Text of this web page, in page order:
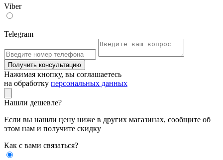
Viber
Telegram
Получить консультацию
Нажимая кнопку, вы соглашаетесь
на обработку персональных данных
Нашли дешевле?
Если вы нашли цену ниже в других магазинах, сообщите об
этом нам и получите скидку
Как с вами связаться?